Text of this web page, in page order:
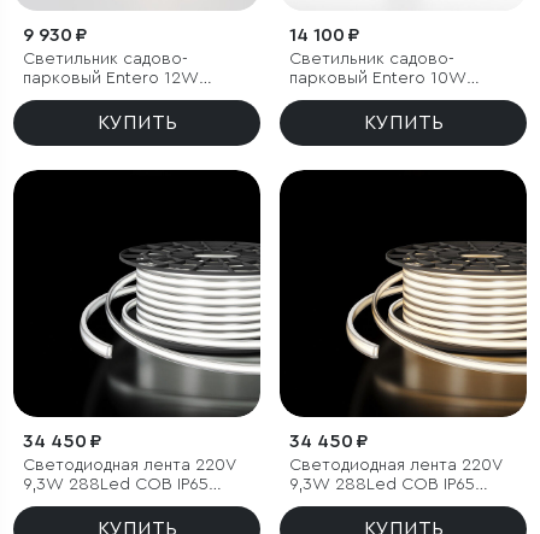
9 930 ₽
Светильник садово-
парковый Entero 12W
черный
КУПИТЬ
14 100 ₽
Светильник садово-
парковый Entero 10W
черный 4000К
КУПИТЬ
34 450 ₽
Светодиодная лента 220V
9,3W 288Led COB IP65
6500 холодный белый, 50 м
КУПИТЬ
34 450 ₽
Светодиодная лента 220V
9,3W 288Led COB IP65
4200 дневной белый, 50 м
КУПИТЬ